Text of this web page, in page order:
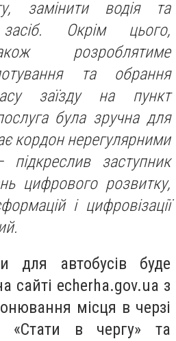
замінити водія та
засіб. Окрім цього,
розроблятиме
та обрання
заїзду на пункт
була зручна для
кордон нерегулярними
заступник
цифрового розвитку,
і цифровізації
для автобусів буде
сайті echerha.gov.ua з
місця в черзі
«Стати в чергу» та